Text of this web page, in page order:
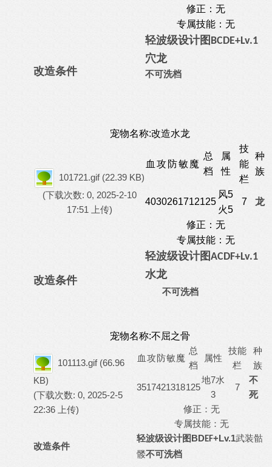
修正：无
专属技能：无
改造条件
轻波级设计图 BCDE+Lv.1
穴龙
不可洗档
宠物名称:改造水龙
101721.gif (22.39 KB)
(下载次数: 0, 2025-2-10
17:51 上传)
血 攻 防敏 魔
总
档
属
性
技
能
栏
种
族
4030261712125
风5
火5
7 龙
修正：无
专属技能：无
改造条件
轻波级设计图ACDF+Lv.1
水龙
不可洗档
宠物名称:不屈之骨
101113.gif (66.96
KB)
(下载次数: 0, 2025-2-5
22:36 上传)
血 攻防敏魔
总
档
属性
技能
栏
种
族
3517421318125
地7水
3
7
不
死
修正：无
专属技能：无
改造条件
轻波级设计图BDEF+Lv.1武装骷
髅不可洗档